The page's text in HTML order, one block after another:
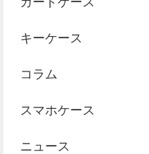
キーケース
コラム
スマホケース
ニュース